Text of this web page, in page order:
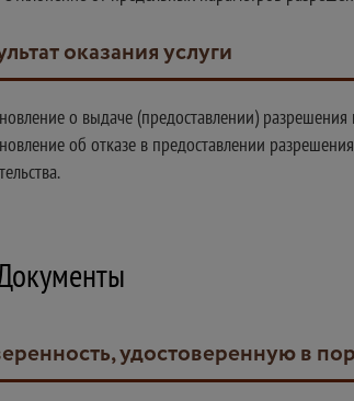
оказания услуги
о выдаче (предоставлении)
об отказе в предоставлении
удостоверенную в